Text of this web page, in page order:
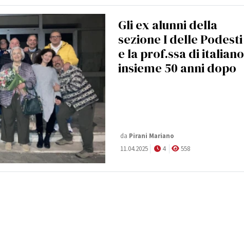
Gli ex alunni della
sezione I delle Podesti
e la prof.ssa di italiano
insieme 50 anni dopo
da Pirani Mariano
11.04.2025
4 558